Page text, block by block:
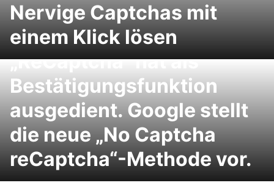
Nervige Captchas mit
einem Klick lösen
„ReCaptcha“ hat als
Bestätigungsfunktion
ausgedient. Google stellt
die neue „No Captcha
reCaptcha“-Methode vor.